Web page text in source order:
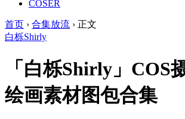
COSER
首页 › 合集放流 › 正文
白栎Shirly
「白栎Shirly」COS
绘画素材图包合集